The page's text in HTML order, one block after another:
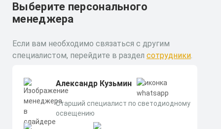
0,95 cos
Материал корпуса:
Экструдированный алюминиевый
профиль (анодированный),
с силиконовой прокладкой.
Цена по запросу
Скачать
КП
Выберите персонального
менеджера
Если вам необходимо связаться с другим
специалистом, перейдите в раздел сотрудники.
Александр Кузьмин
Старший специалист по светодиодному
освещению